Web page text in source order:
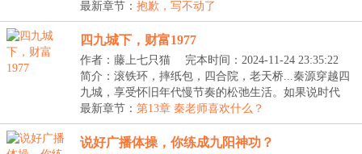
宗。...
最新章节： 抱歉，写不动了
四九城下，财富1977
作者：藤上七只猫
完本时间：2024-11-24 23:35:22
简介：滚铁环，摔纸包，四合院，老天桥...秦源穿越四
九城，享受怀旧年代慢节奏的松弛生活。如果说时代
的...
最新章节： 第13章 秦老师喜欢什么？
说好广播体操，你练成九阳神功？